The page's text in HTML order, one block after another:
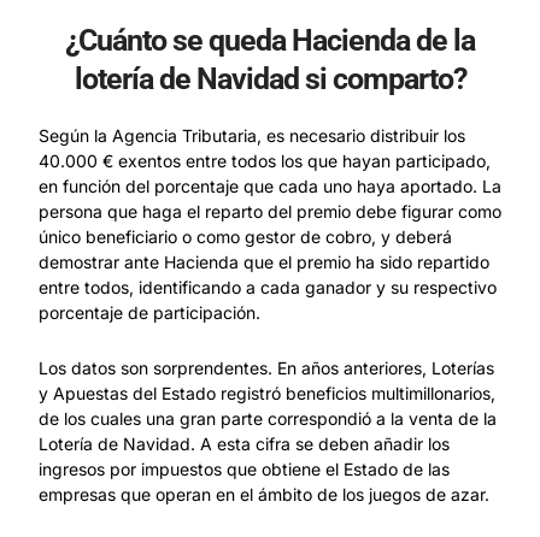
¿Cuánto se queda Hacienda de la
lotería de Navidad si comparto?
Según la Agencia Tributaria, es necesario distribuir los
40.000 € exentos entre todos los que hayan participado,
en función del porcentaje que cada uno haya aportado. La
persona que haga el reparto del premio debe figurar como
único beneficiario o como gestor de cobro, y deberá
demostrar ante Hacienda que el premio ha sido repartido
entre todos, identificando a cada ganador y su respectivo
porcentaje de participación.
Los datos son sorprendentes. En años anteriores, Loterías
y Apuestas del Estado registró beneficios multimillonarios,
de los cuales una gran parte correspondió a la venta de la
Lotería de Navidad. A esta cifra se deben añadir los
ingresos por impuestos que obtiene el Estado de las
empresas que operan en el ámbito de los juegos de azar.